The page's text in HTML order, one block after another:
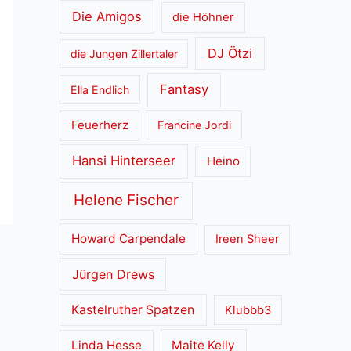
Die Amigos die Höhner
die Jungen Zillertaler DJ Ötzi
Ella Endlich Fantasy
Feuerherz Francine Jordi
Hansi Hinterseer Heino
Helene Fischer
Howard Carpendale Ireen Sheer
Jürgen Drews
Kastelruther Spatzen Klubbb3
Linda Hesse Maite Kelly